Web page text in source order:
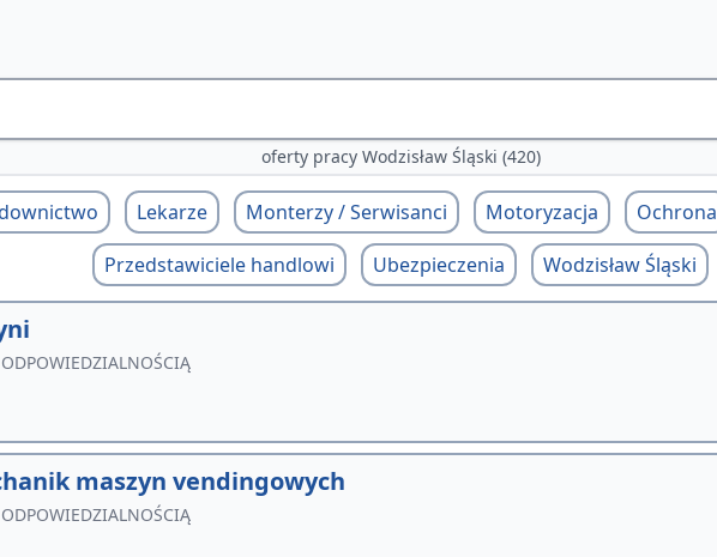
oferty pracy Wodzisław Śląski (420)
Lekarze Monterzy / Serwisanci Motoryzacja Ochrona
Przedstawiciele handlowi
Ubezpieczenia Wodzisław Śląski
maszyn vendingowych